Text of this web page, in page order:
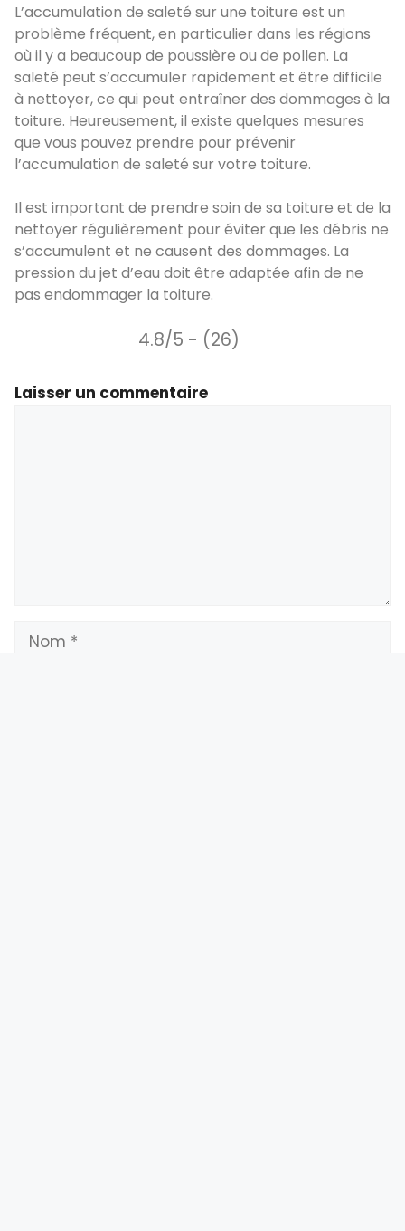
L’accumulation de saleté sur une toiture est un
problème fréquent, en particulier dans les régions
où il y a beaucoup de poussière ou de pollen. La
saleté peut s’accumuler rapidement et être difficile
à nettoyer, ce qui peut entraîner des dommages à la
toiture. Heureusement, il existe quelques mesures
que vous pouvez prendre pour prévenir
l’accumulation de saleté sur votre toiture.
Il est important de prendre soin de sa toiture et de la
nettoyer régulièrement pour éviter que les débris ne
s’accumulent et ne causent des dommages. La
pression du jet d’eau doit être adaptée afin de ne
pas endommager la toiture.
4.8/5 - (26)
Laisser un commentaire